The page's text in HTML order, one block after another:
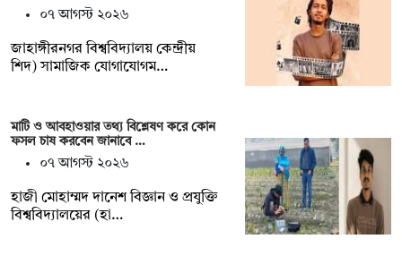
০৭ আগস্ট ২০২৬
‎জাহাঙ্গীরনগর বিশ্ববিদ্যালয় কেন্দ্রীয়
শিদ) সামাজিক যোগাযোগম…
মাটি ও আবহাওয়ার তথ্য বিশ্লেষণ করে কোন
ফসল চাষ করবেন জানাবে …
০৭ আগস্ট ২০২৬
হাজী মোহাম্মদ দানেশ বিজ্ঞান ও প্রযুক্তি
বিশ্ববিদ্যালয়ের (হা…